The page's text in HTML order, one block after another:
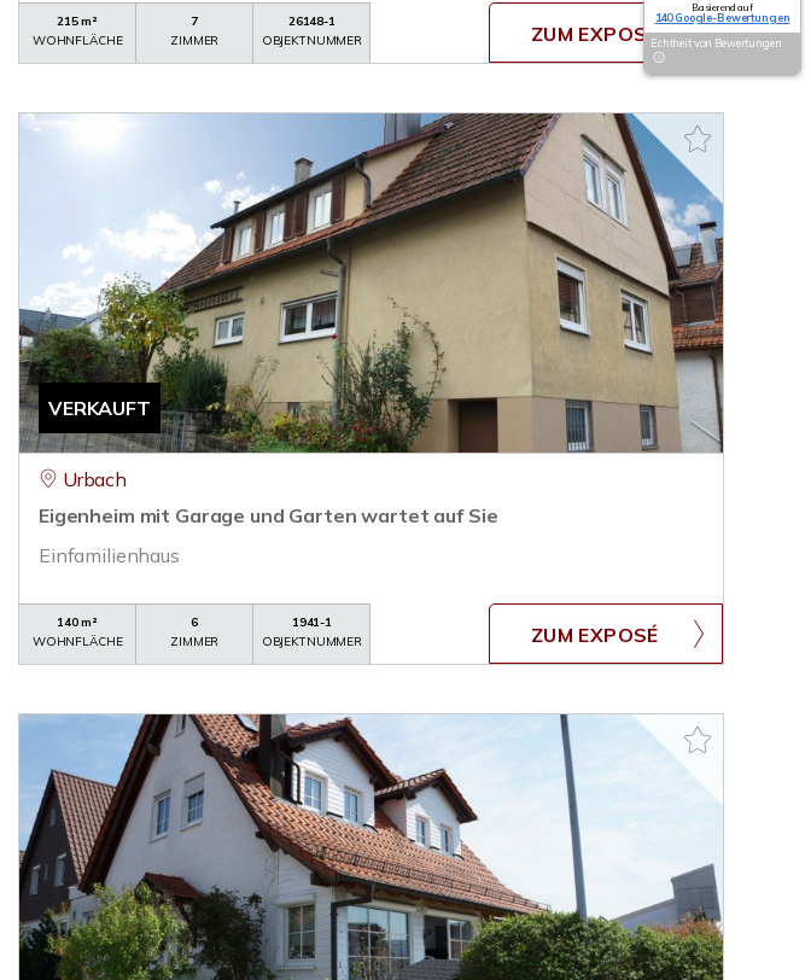
215 m²
WOHNFLÄCHE
7
ZIMMER
26148-1
OBJEKTNUMMER
ZUM EXPOSÉ
VERKAUFT
Urbach
Eigenheim mit Garage und Garten wartet auf Sie
Einfamilienhaus
140 m²
WOHNFLÄCHE
6
ZIMMER
1941-1
OBJEKTNUMMER
ZUM EXPOSÉ
Basierend auf
140 Google-Bewertungen
Echtheit von Bewertungen